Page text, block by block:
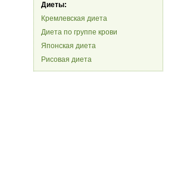
Диеты:
Кремлевская диета
Диета по группе крови
Японская диета
Рисовая диета